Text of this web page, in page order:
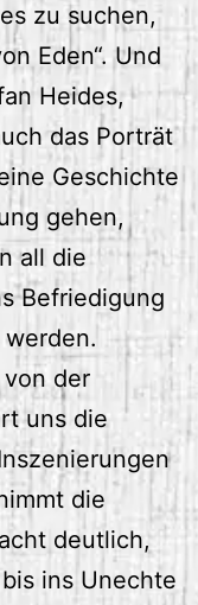
zu suchen,
Eden“. Und
Heides,
das Porträt
Geschichte
gehen,
all die
Befriedigung
der
uns die
die
deutlich,
ins Unechte